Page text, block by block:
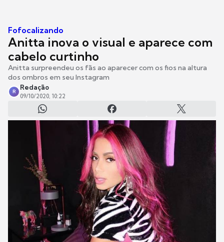
Fofocalizando
Anitta inova o visual e aparece com
cabelo curtinho
Anitta surpreendeu os fãs ao aparecer com os fios na altura
dos ombros em seu Instagram
R
Redação
09/10/2020, 10:22